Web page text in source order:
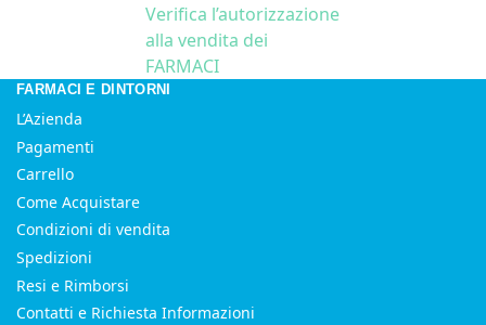
Verifica l’autorizzazione
alla vendita dei
FARMACI
FARMACI E DINTORNI
L’Azienda
Pagamenti
Carrello
Come Acquistare
Condizioni di vendita
Spedizioni
Resi e Rimborsi
Contatti e Richiesta Informazioni